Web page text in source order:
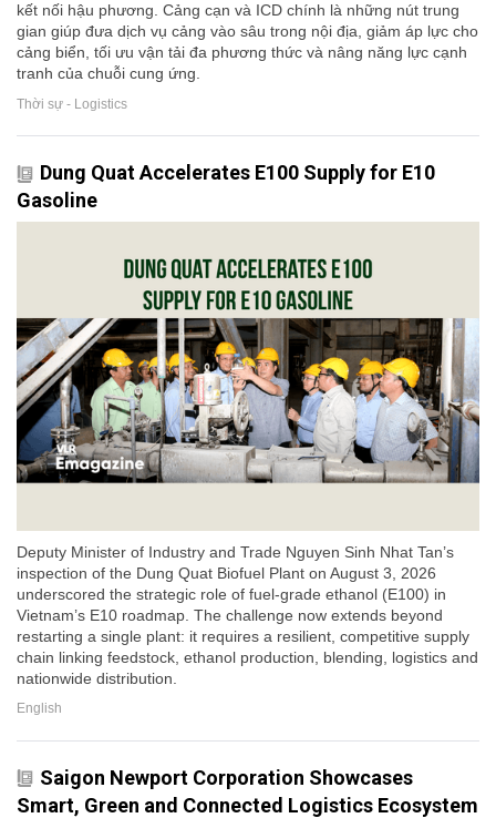
kết nối hậu phương. Cảng cạn và ICD chính là những nút trung
gian giúp đưa dịch vụ cảng vào sâu trong nội địa, giảm áp lực cho
cảng biển, tối ưu vận tải đa phương thức và nâng năng lực cạnh
tranh của chuỗi cung ứng.
Thời sự - Logistics
Dung Quat Accelerates E100 Supply for E10
Gasoline
Deputy Minister of Industry and Trade Nguyen Sinh Nhat Tan’s
inspection of the Dung Quat Biofuel Plant on August 3, 2026
underscored the strategic role of fuel-grade ethanol (E100) in
Vietnam’s E10 roadmap. The challenge now extends beyond
restarting a single plant: it requires a resilient, competitive supply
chain linking feedstock, ethanol production, blending, logistics and
nationwide distribution.
English
Saigon Newport Corporation Showcases
Smart, Green and Connected Logistics Ecosystem